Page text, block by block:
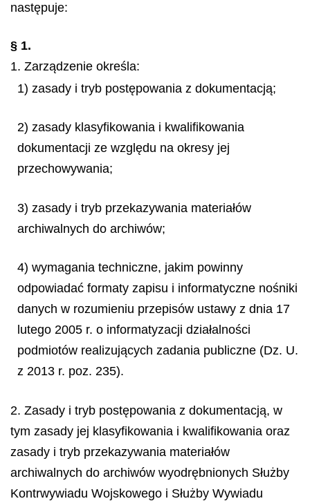
następuje:
§ 1.
1. Zarządzenie określa:
1) zasady i tryb postępowania z dokumentacją;
2) zasady klasyfikowania i kwalifikowania
dokumentacji ze względu na okresy jej
przechowywania;
3) zasady i tryb przekazywania materiałów
archiwalnych do archiwów;
4) wymagania techniczne, jakim powinny
odpowiadać formaty zapisu i informatyczne nośniki
danych w rozumieniu przepisów ustawy z dnia 17
lutego 2005 r. o informatyzacji działalności
podmiotów realizujących zadania publiczne (Dz. U.
z 2013 r. poz. 235).
2. Zasady i tryb postępowania z dokumentacją, w
tym zasady jej klasyfikowania i kwalifikowania oraz
zasady i tryb przekazywania materiałów
archiwalnych do archiwów wyodrębnionych Służby
Kontrwywiadu Wojskowego i Służby Wywiadu